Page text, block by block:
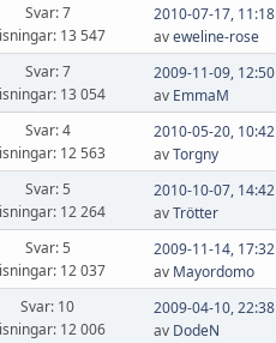
Svar: 7
13 547
2010-07-17, 11:18
aveweline-rose
Svar: 7
13 054
2009-11-09, 12:50
av EmmaM
Svar: 4
12 563
2010-05-20, 10:42
avTorgny
Svar: 5
12 264
2010-10-07, 14:42
avTrötter
Svar: 5
12 037
2009-11-14, 17:32
av Mayordomo
Svar: 10
12 006
2009-04-10, 22:38
av DodeN